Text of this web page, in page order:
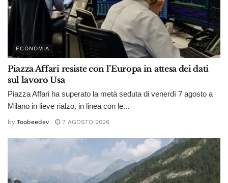
ECONOMIA
Piazza Affari resiste con l’Europa in attesa dei dati
sul lavoro Usa
Piazza Affari ha superato la metà seduta di venerdì 7 agosto a
Milano in lieve rialzo, in linea con le...
by Toobeedev 7 AGOSTO 2026